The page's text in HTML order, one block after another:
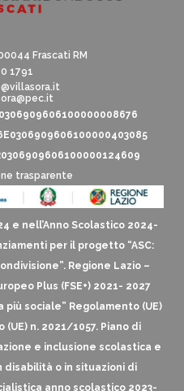
Frascati RM
1791
trasparente
e nell’Anno Scolastico 2024-
per il progetto “ASC:
Regione Lazio –
Plus (FSE+) 2021- 2027
più sociale” Regolamento (UE)
n. 2021/1057. Piano di
e inclusione scolastica e
o in situazioni di
anno scolastico 2023-